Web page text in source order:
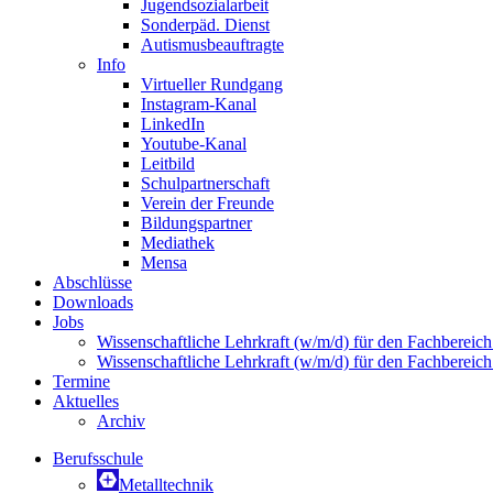
Jugendsozialarbeit
Sonderpäd. Dienst
Autismusbeauftragte
Info
Virtueller Rundgang
Instagram-Kanal
LinkedIn
Youtube-Kanal
Leitbild
Schulpartnerschaft
Verein der Freunde
Bildungspartner
Mediathek
Mensa
Abschlüsse
Downloads
Jobs
Wissenschaftliche Lehrkraft (w/m/d) für den
Wissenschaftliche Lehrkraft (w/m/d) für den
Termine
Aktuelles
Archiv
Berufsschule
Metalltechnik